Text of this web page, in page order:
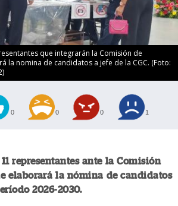
que integrarán la Comisión de
la nomina de candidatos a jefe de la CGC. (Foto:
0 0 0 1
representantes ante la Comisión
elaborará la nómina de candidatos
2026-2030.